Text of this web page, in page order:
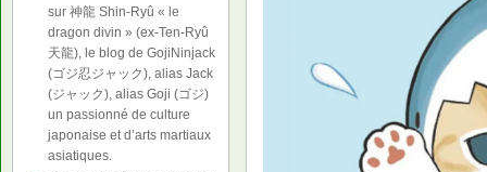
sur 神龍 Shin-Ryû « le
dragon divin » (ex-Ten-Ryû
天龍), le blog de GojiNinjack
(ゴジ忍ジャック), alias Jack
(ジャック), alias Goji (ゴジ)
un passionné de culture
japonaise et d’arts martiaux
asiatiques.